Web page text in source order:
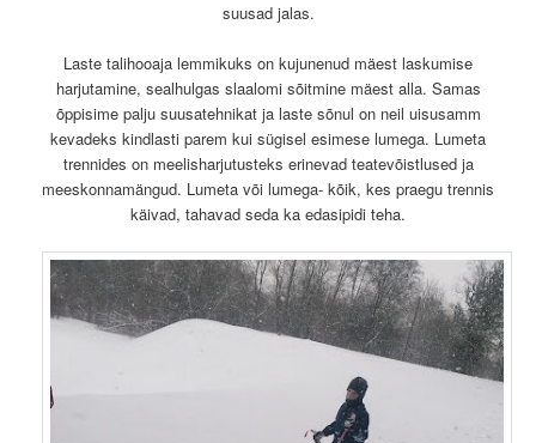
suusad jalas.
Laste talihooaja lemmikuks on kujunenud mäest laskumise
harjutamine, sealhulgas slaalomi sõitmine mäest alla. Samas
õppisime palju suusatehnikat ja laste sõnul on neil uisusamm
kevadeks kindlasti parem kui sügisel esimese lumega. Lumeta
trennides on meelisharjutusteks erinevad teatevõistlused ja
meeskonnamängud. Lumeta või lumega- kõik, kes praegu trennis
käivad, tahavad seda ka edasipidi teha.